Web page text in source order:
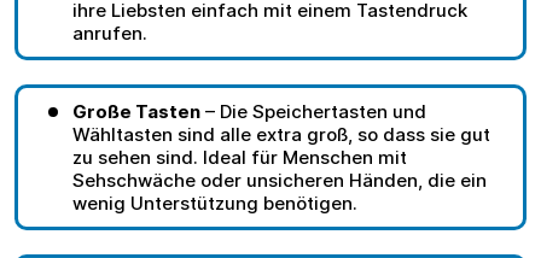
ihre Liebsten einfach mit einem Tastendruck
anrufen.
Große Tasten – Die Speichertasten und
Wähltasten sind alle extra groß, so dass sie gut
zu sehen sind. Ideal für Menschen mit
Sehschwäche oder unsicheren Händen, die ein
wenig Unterstützung benötigen.